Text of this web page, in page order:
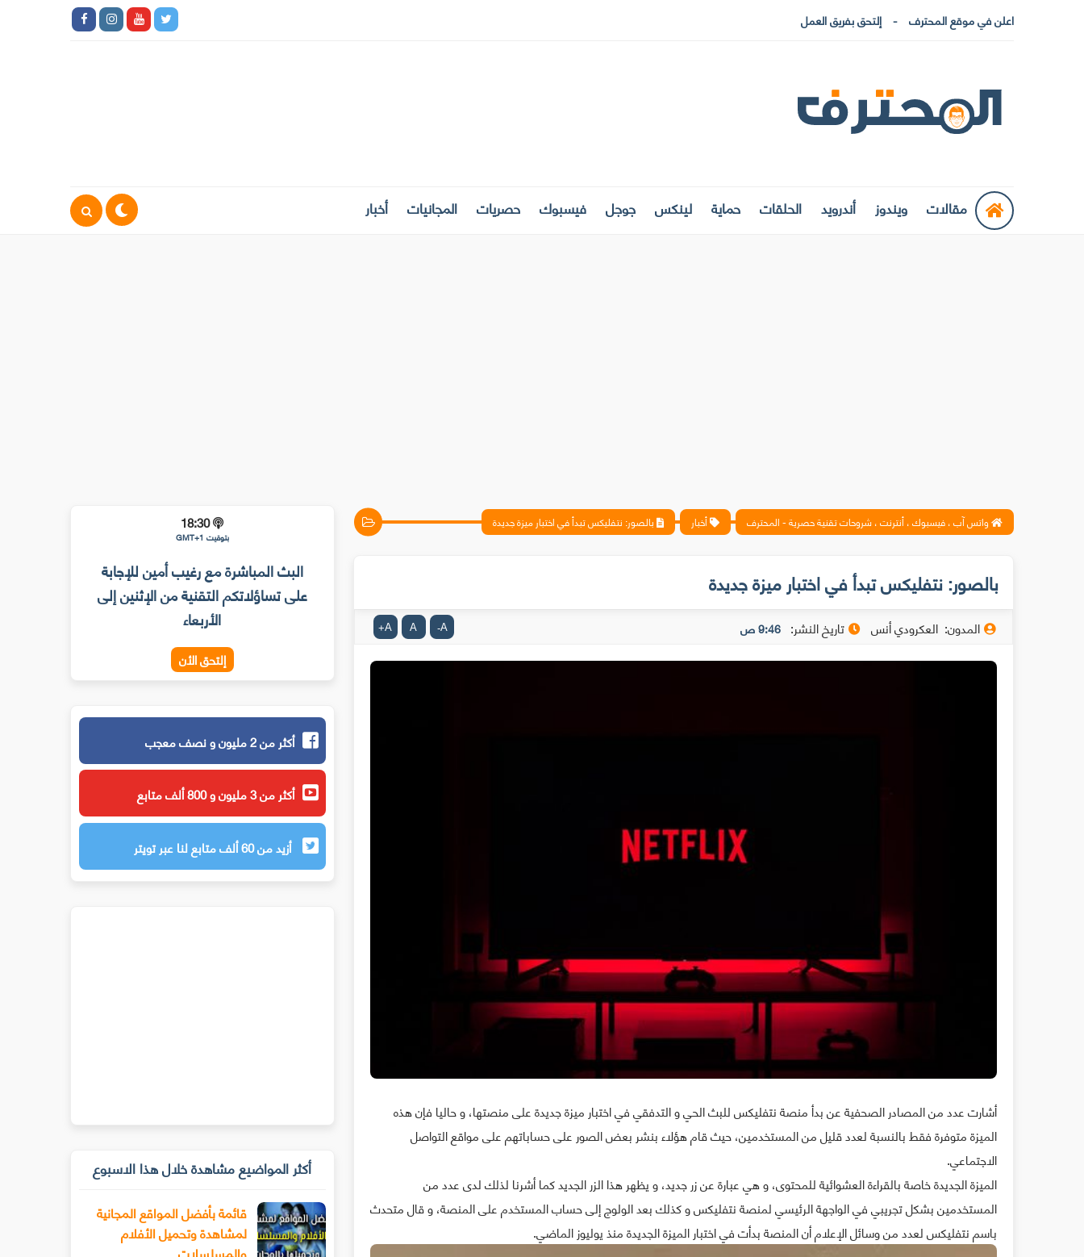
اعلن في موقع المحترف إلتحق بفريق العمل
مقالات ويندوز أندرويد الحلقات حماية لينكس جوجل فيسبوك حصريات المجانيات أخبار
واتس آب ، فيسبوك ، أنترنت ، شروحات تقنية حصرية - المحترف أخبار بالصور: نتفليكس تبدأ في اختبار ميزة جديدة
بالصور: نتفليكس تبدأ في اختبار ميزة جديدة
المدون: العكرودي أنس تاريخ النشر: 9:46 ص A
-
A
A
+
أشارت عدد من المصادر الصحفية عن بدأ منصة نتفليكس للبث الحي و التدفقي في اختبار ميزة جديدة على منصتها، و حاليا فإن هذه
الميزة متوفرة فقط بالنسبة لعدد قليل من المستخدمين، حيث قام هؤلاء بنشر بعض الصور على حساباتهم على مواقع التواصل
الاجتماعي.
الميزة الجديدة خاصة بالقراءة العشوائية للمحتوى، و هي عبارة عن زر جديد، و يظهر هذا الزر الجديد كما أشرنا لذلك لدى عدد من
المستخدمين بشكل تجريبي في الواجهة الرئيسي لمنصة نتفليكس و كذلك بعد الولوج إلى حساب المستخدم على المنصة، و قال متحدث
باسم نتفليكس لعدد من وسائل الإعلام أن المنصة بدأت في اختبار الميزة الجديدة منذ يوليوز الماضي.
18:30
بتوقيت GMT+1
البث المباشرة مع رغيب أمين للإجابة
على تساؤلاتكم التقنية من الإثنين إلى
الأربعاء
إلتحق الأن
أكثر من 2 مليون و نصف معجب
أكثر من 3 مليون و 800 ألف متابع
أزيد من 60 ألف متابع لنا عبر تويتر
أكثر المواضيع مشاهدة خلال هذا الاسبوع
قائمة بأفضل المواقع المجانية
لمشاهدة وتحميل الأفلام